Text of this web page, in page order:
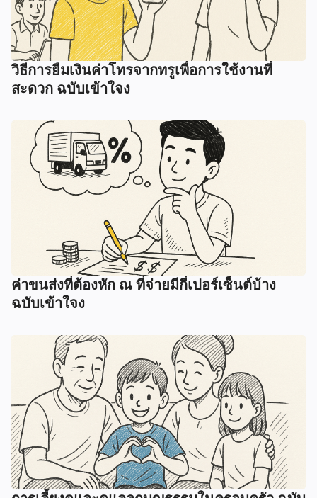
วิธีการยืมเงินค่าโทรจากทรูเพื่อการใช้งานที่
สะดวก ฉบับเข้าใจง
ค่าขนส่งที่ต้องหัก ณ ที่จ่ายมีกี่เปอร์เซ็นต์บ้าง
ฉบับเข้าใจง